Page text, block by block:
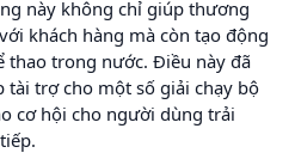
này không chỉ giúp thương
khách hàng mà còn tạo động
thao trong nước. Điều này đã
tài trợ cho một số giải chạy bộ
cơ hội cho người dùng trải